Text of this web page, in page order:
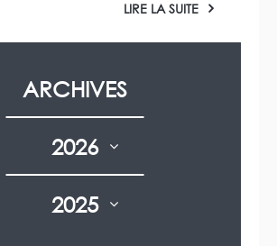
LIRE LA SUITE
ARCHIVES
2026
2025